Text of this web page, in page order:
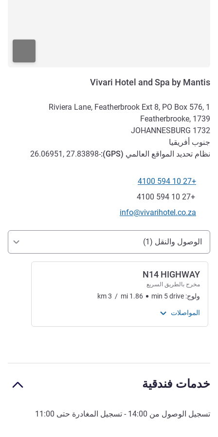
Vivari Hotel and Spa by Mantis
1 Riviera Lane, Featherbrook Ext 8, PO Box 576,
Featherbrooke, 1739
1732
JOHANNESBURG
جنوب أفريقيا
نظام تحديد المواقع العالمي (GPS
):
-26.06951, 27.83898
الهاتف
+27 10 594 4100
فاكس
+27 10 594 4100
تواصل معنا عبر البريد الإلكتروني
info@vivarihotel.co.za
الوصول والتنقل
الوصول والنقل (1)
N14 HIGHWAY
مخرج بالطريق السريع
ولوج: km3 / mi 1.86 min 5drive
المواصلات
خدمات فندقية
تسجيل الوصول من 14:00 - تسجيل المغادرة حتى 11:00